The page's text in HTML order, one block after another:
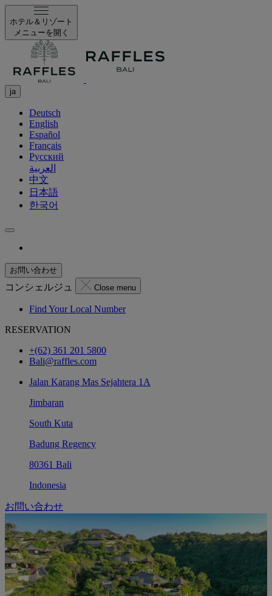
ホテル＆リゾート
メニューを開く
ja
Deutsch
English
Español
Français
Русский
العربية
中文
日本語
한국어
お問い合わせ
コンシェルジュ Close menu
Find Your Local Number
RESERVATION
+(62) 361 201 5800
Bali@raffles.com
Jalan Karang Mas Sejahtera 1A
Jimbaran
South Kuta
Badung Regency
80361 Bali
Indonesia
お問い合わせ